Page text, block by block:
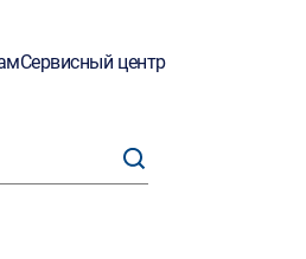
Сервисный центр